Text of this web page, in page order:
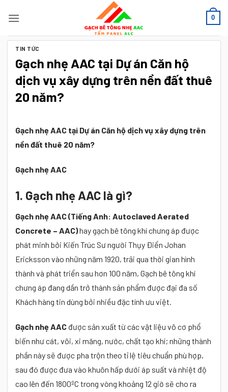
qua
nội
0
TIN TỨC
Gạch nhẹ AAC tại Dự án Căn hộ
dịch vụ xây dựng trên nền đất thuê
20 năm?
Gạch nhẹ AAC tại Dự án Căn hộ dịch vụ xây dựng trên
nền đất thuê 20 năm?
Gạch nhẹ AAC
1. Gạch nhẹ AAC là gì?
Gạch nhẹ AAC(Tiếng Anh: Autoclaved Aerated
Concrete – AAC)hay gạch bê tông khí chưng áp được
phát minh bởi Kiến Trúc Sư người Thụy Điển Johan
Ericksson vào những năm 1920, trải qua thời gian hình
thành và phát triển sau hơn 100 năm, Gạch bê tông khí
chưng áp đang dần trở thành sản phẩm được đại đa số
Khách hàng tin dùng bởi nhiều đặc tính ưu việt.
Gạch nhẹ AAC được sản xuất từ các vật liệu vô cơ phổ
biến như cát, vôi, xi măng, nước, chất tạo khí; những thành
phần này sẽ được pha trộn theo tỉ lệ tiêu chuẩn phù hợp,
sau đó được đưa vào khuôn hấp dưới áp suất và nhiệt độ
cao lên đến 1800ºC trong vòng khoảng 12 giờ sẽ cho ra